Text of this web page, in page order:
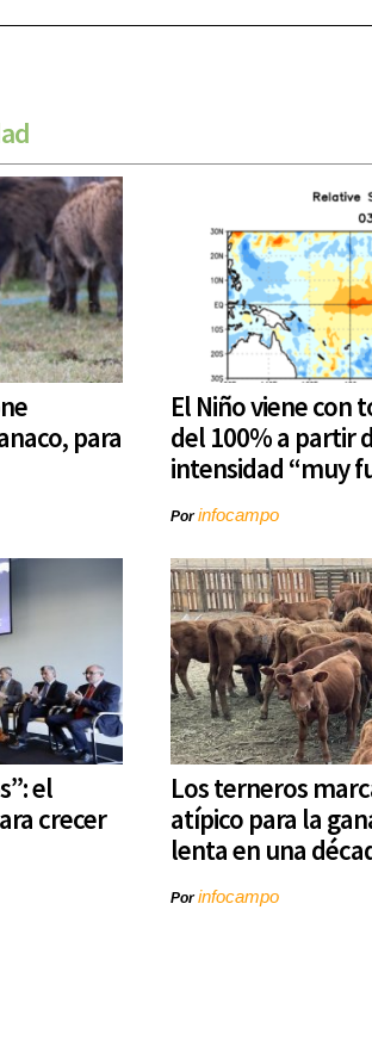
para
El Niño viene con
del 100% a partir
intensidad “muy
Porinfocampo
el
crecer
Los terneros
atípico para la
lenta en una
Porinfocampo